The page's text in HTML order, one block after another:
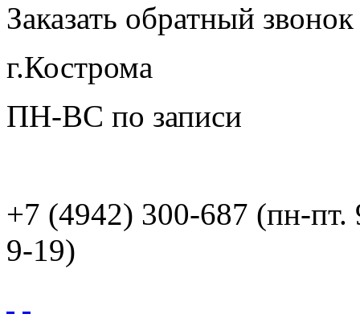
Заказать обратный звонок
г.Кострома
ПН-ВС по записи
+7 (4942) 300-687 (пн-
9-19)